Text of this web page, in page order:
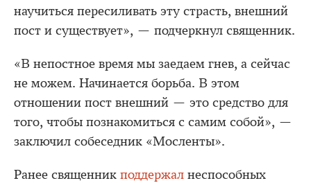
научиться пересиливать эту страсть, внешний
пост и существует», — подчеркнул священник.
«В непостное время мы заедаем гнев, а сейчас
не можем. Начинается борьба. В этом
отношении пост внешний — это средство для
того, чтобы познакомиться с самим собой», —
заключил собеседник «Мосленты».
Ранее священник поддержал неспособных